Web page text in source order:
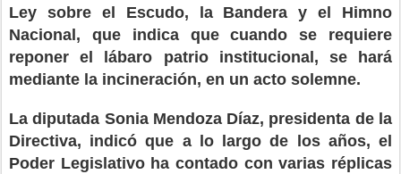
Ley sobre el Escudo, la Bandera y el Himno
Nacional, que indica que cuando se requiere
reponer el lábaro patrio institucional, se hará
mediante la incineración, en un acto solemne.
La diputada Sonia Mendoza Díaz, presidenta de la
Directiva, indicó que a lo largo de los años, el
Poder Legislativo ha contado con varias réplicas